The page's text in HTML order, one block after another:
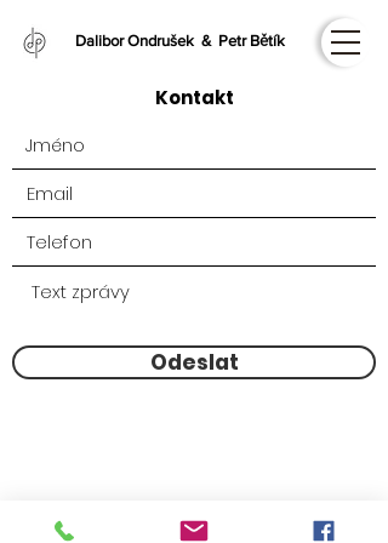
Dalibor Ondrušek & Petr Bětík
Kontakt
Odeslat